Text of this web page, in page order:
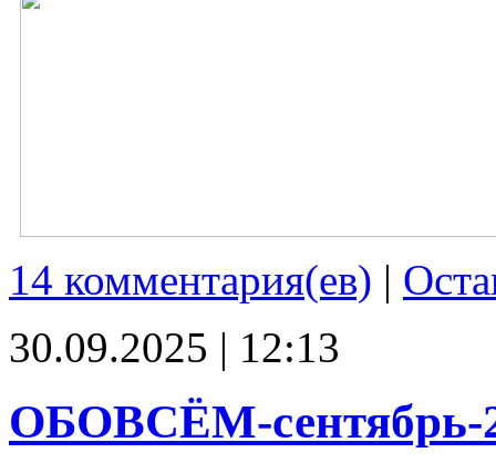
14 комментария(ев) |
30.09.2025 | 12:13
ОБОВСЁМ-сентябрь-